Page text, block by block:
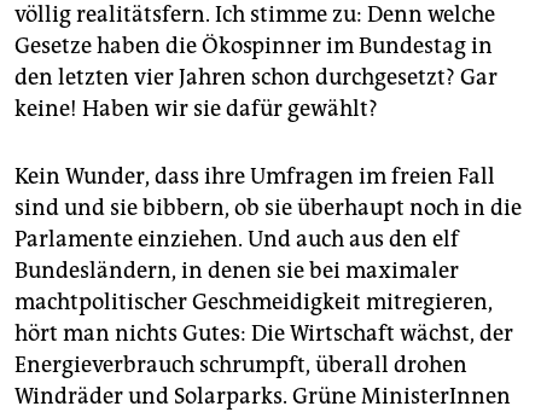
völlig realitätsfern. Ich stimme zu: Denn welche
Gesetze haben die Ökospinner im Bundestag in
den letzten vier Jahren schon durchgesetzt? Gar
keine! Haben wir sie dafür gewählt?
Kein Wunder, dass ihre Umfragen im freien Fall
sind und sie bibbern, ob sie überhaupt noch in die
Parlamente einziehen. Und auch aus den elf
Bundesländern, in denen sie bei maximaler
machtpolitischer Geschmeidigkeit mitregieren,
hört man nichts Gutes: Die Wirtschaft wächst, der
Energieverbrauch schrumpft, überall drohen
Windräder und Solarparks. Grüne MinisterInnen